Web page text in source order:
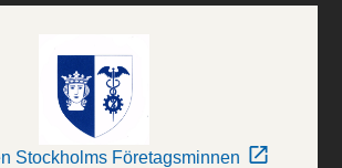
Stockholms Företagsminnen